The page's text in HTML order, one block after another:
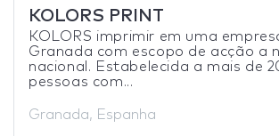
KOLORS PRINT
KOLORS imprimir em uma
Granada com escopo de acção a
nacional. Estabelecida a mais de
pessoas com...
Granada, Espanha